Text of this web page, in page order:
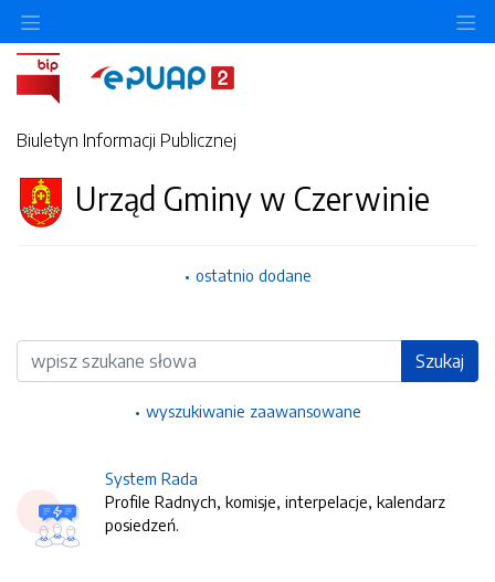
Biuletyn Informacji Publicznej
Urząd Gminy w Czerwinie
ostatnio dodane
Wyszukiwarka Szukaj
wyszukiwanie zaawansowane
System Rada
Profile Radnych, komisje, interpelacje, kalendarz
posiedzeń.